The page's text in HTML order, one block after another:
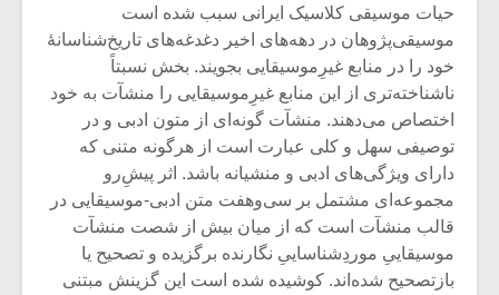
حیات موسیقی کلاسیک ایرانی سبب شده است
موسیقی‌پژوهان در دهه‌های اخیر دغدغه‌های تاریخ‌شناسانۀ
خود را در منابع غیرِموسیقایی بجویند. بخش نسبتاً
ناشناخته‌تری از این منابع غیرِموسیقایی را منشآت به خود
اختصاص می‌دهند. منشآت گونه‌ای از متون ادبی و در
توصیفی سهل و کلی عبارت است از هرگونه متنی که
دارای ویژگی‌های ادبی و منشیانه باشد. اثر پیشِ‌رو
مجموعه‌ای مشتمل بر سی‌وهفت متن ادبی-موسیقایی در
قالب منشآت است که از میان بیش از شصت منشآت
موسیقاییِ موردِشناساییِ نگارنده برگزیده و تصحیح یا
بازتصحیح شده‌اند. کوشیده شده است این گزینش مبتنی
میکلوش روژا
یادداشتی بر موسیقی
دوره